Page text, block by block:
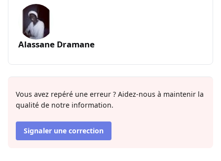
Alassane Dramane
Vous avez repéré une erreur ? Aidez-nous à maintenir la
qualité de notre information.
Signaler une correction